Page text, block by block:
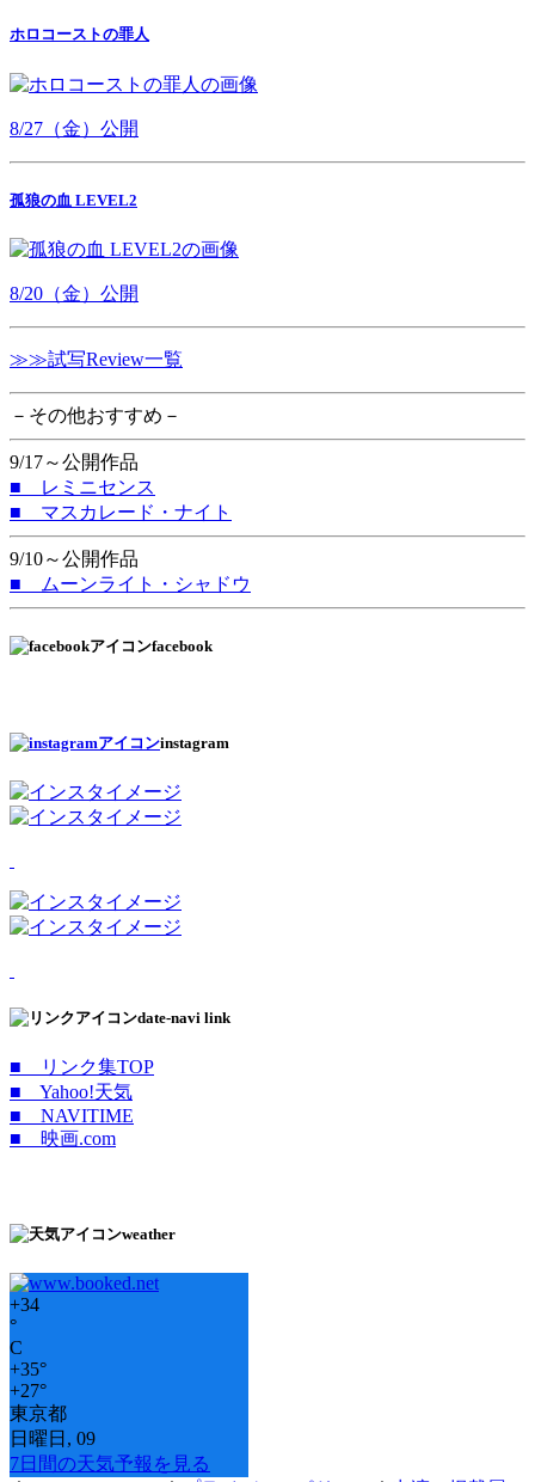
ホロコーストの罪人
8/27（金）公開
孤狼の血 LEVEL2
8/20（金）公開
≫≫試写Review一覧
－その他おすすめ－
9/17～公開作品
■ レミニセンス
■ マスカレード・ナイト
9/10～公開作品
■ ムーンライト・シャドウ
facebook
instagram
date-navi link
■ リンク集TOP
■ Yahoo!天気
■ NAVITIME
■ 映画.com
weather
+34
°
C
+35°
+27°
東京都
日曜日, 09
7日間の天気予報を見る